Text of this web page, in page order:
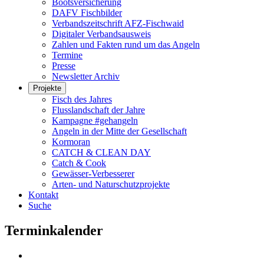
Bootsversicherung
DAFV Fischbilder
Verbandszeitschrift AFZ-Fischwaid
Digitaler Verbandsausweis
Zahlen und Fakten rund um das Angeln
Termine
Presse
Newsletter Archiv
Projekte
Fisch des Jahres
Flusslandschaft der Jahre
Kampagne #gehangeln
Angeln in der Mitte der Gesellschaft
Kormoran
CATCH & CLEAN DAY
Catch & Cook
Gewässer-Verbesserer
Arten- und Naturschutzprojekte
Kontakt
Suche
Terminkalender